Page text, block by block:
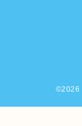
©2026